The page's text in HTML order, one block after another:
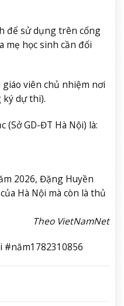
để sử dụng trên cổng
mẹ học sinh cần đổi
viên chủ nhiệm nơi
ký dự thi).
GD-ĐT Hà Nội) là:
2026, Đặng Huyền
Hà Nội mà còn là thủ
Theo VietNamNet